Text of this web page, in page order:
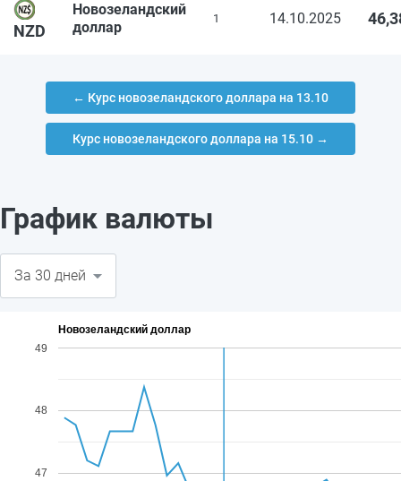
NZD
Новозеландский
доллар
1 14.10.2025
← Курс новозеландского доллара на 13.10
Курс новозеландского доллара на 15.10 →
График валюты
Новозеландский доллар
47
48
49